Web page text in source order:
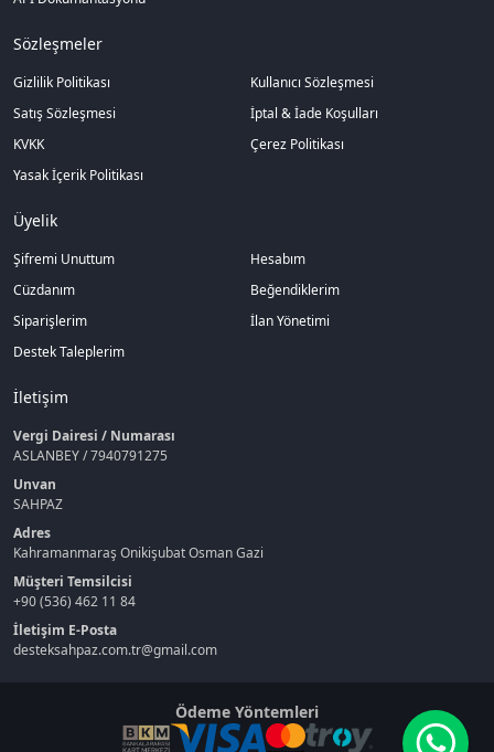
Sözleşmeler
Gizlilik Politikası
Kullanıcı Sözleşmesi
Satış Sözleşmesi
İptal & İade Koşulları
KVKK
Çerez Politikası
Yasak İçerik Politikası
Üyelik
Şifremi Unuttum
Hesabım
Cüzdanım
Beğendiklerim
Siparişlerim
İlan Yönetimi
Destek Taleplerim
İletişim
Vergi Dairesi / Numarası
ASLANBEY / 7940791275
Unvan
SAHPAZ
Adres
Kahramanmaraş Onikişubat Osman Gazi
Müşteri Temsilcisi
+90 (536) 462 11 84
İletişim E-Posta
desteksahpaz.com.tr@gmail.com
Ödeme Yöntemleri